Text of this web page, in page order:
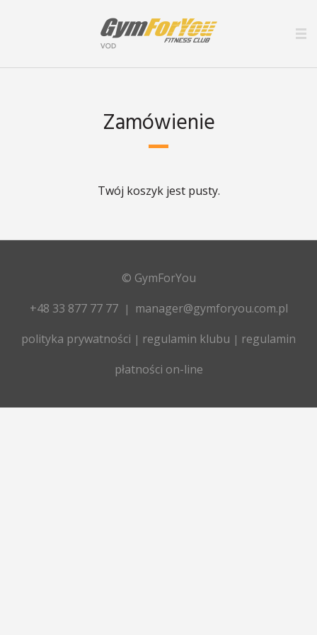
Zamówienie
Twój koszyk jest pusty.
© GymForYou
+48 33 877 77 77|
manager@gymforyou.com.pl
polityka prywatności | regulamin klubu | regulamin
płatności on-line